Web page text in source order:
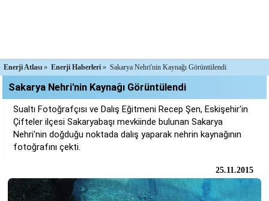
Enerji Atlası » Enerji Haberleri » Sakarya Nehri'nin Kaynağı Görüntülendi
Sakarya Nehri'nin Kaynağı Görüntülendi
Sualtı Fotoğrafçısı ve Dalış Eğitmeni Recep Şen, Eskişehir'in
Çifteler ilçesi Sakaryabaşı mevkiinde bulunan Sakarya
Nehri'nin doğduğu noktada dalış yaparak nehrin kaynağının
fotoğrafını çekti.
25.11.2015